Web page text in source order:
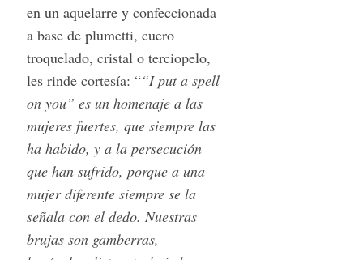
en un aquelarre y confeccionada
a base de plumetti, cuero
troquelado, cristal o terciopelo,
les rinde cortesía: ““I put a spell
on you” es un homenaje a las
mujeres fuertes, que siempre las
ha habido, y a la persecución
que han sufrido, porque a una
mujer diferente siempre se la
señala con el dedo. Nuestras
brujas son gamberras,